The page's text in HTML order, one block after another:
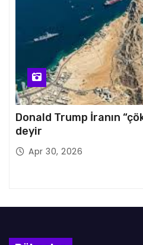
Donald Trump İranın
deyir
Apr 30, 2026